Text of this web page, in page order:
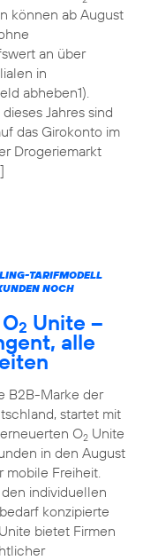
können ab August
an über
in
abheben1).
Jahres sind
das Girokonto im
Drogeriemarkt
TARIFMODELL
NOCH
2 Unite –
alle
B2B-Marke der
startet mit
O2Unite
in den August
mobile Freiheit.
individuellen
konzipierte
bietet Firmen